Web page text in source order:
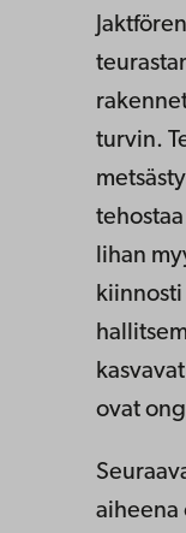
turvin.
lihan
ovat
aiheena